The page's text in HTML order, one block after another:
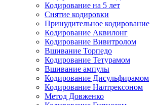
Кодирование на 5 лет
Снятие кодировки
Принудительное кодирование
Кодирование Аквилонг
Кодирование Вивитролом
Вшивание Торпедо
Кодирование Тетурамом
Вшивание ампулы
Кодирование Дисульфирамом
Кодирование Налтрексоном
Метод Довженко